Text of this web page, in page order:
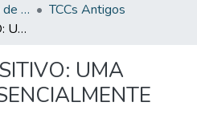
Trabalhos de Conclusão de Curso (TCC)
TCCs Antigos
SERMÃO EXPOSITIVO: UMA PREGAÇÃO ESSENCIALMENTE BÍBLICA
UMA